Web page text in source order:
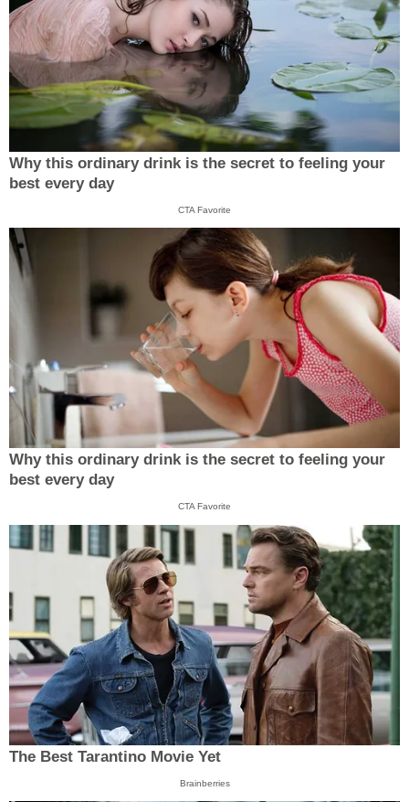
Why this ordinary drink is the secret to feeling your
best every day
CTA Favorite
Why this ordinary drink is the secret to feeling your
best every day
CTA Favorite
The Best Tarantino Movie Yet
Brainberries